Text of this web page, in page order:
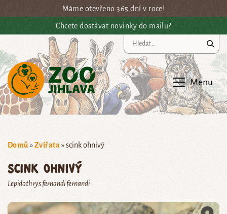
Přejít na hlavní obsahMáme otevřeno 365 dní v roce!
Chcete dostávat novinky do mailu?
Menu
Domů »Zvířata»scink ohnivý
scink ohnivý
Lepidothrys fernandi fernandi